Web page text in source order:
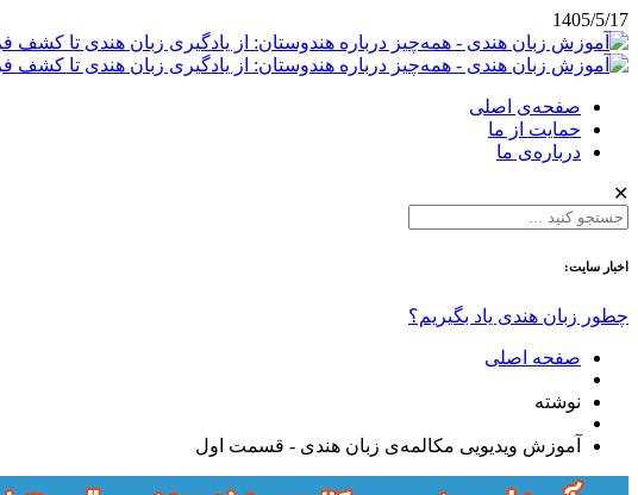
1405/5/17
صفحه‌ی اصلی
حمایت از ما
درباره‌ی ما
✕
اخبار سایت:
چطور زبان هندی یاد بگیریم؟
صفحه اصلی
نوشته
آموزش ویدیویی مکالمه‌ی زبان هندی - قسمت اول